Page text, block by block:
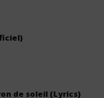
de soleil (Lyrics)